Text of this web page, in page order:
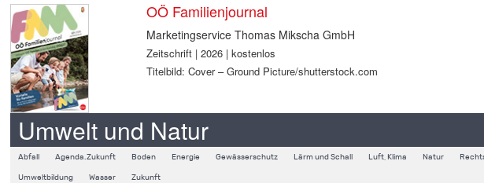
OÖ Familienjournal
Marketingservice Thomas Mikscha GmbH
Zeitschrift | 2026 | kostenlos
Titelbild: Cover – Ground Picture/shutterstock.com
Umwelt und Natur
Abfall Agenda.Zukunft Boden Energie Gewässerschutz Lärm und Schall Luft, Klima Natur
Umweltbildung Wasser Zukunft